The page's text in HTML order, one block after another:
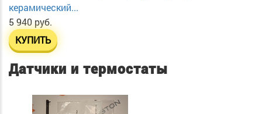
керамический...
5 940 руб.
КУПИТЬ
Датчики и термостаты